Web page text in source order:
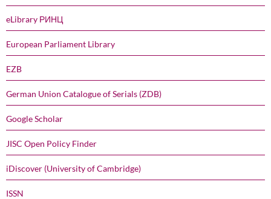
eLibrary РИНЦ
European Parliament Library
EZB
German Union Catalogue of Serials (ZDB)
Google Scholar
JISC Open Policy Finder
iDiscover (University of Cambridge)
ISSN